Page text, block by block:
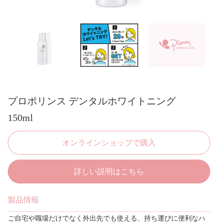
プロポリンス デンタルホワイトニング
150ml
オンラインショップで購入
詳しい説明はこちら
製品情報
ご自宅や職場だけでなく外出先でも使える、持ち運びに便利なハ